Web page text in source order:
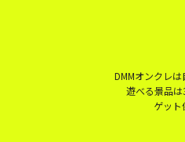
DMMオンクレ
遊べる景品
ゲット